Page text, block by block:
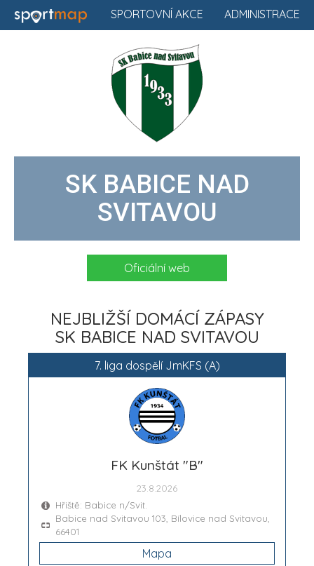
ADMINISTRACE
SPORTOVNÍ AKCE
SK BABICE NAD
SVITAVOU
Oficiální web
NEJBLIŽŠÍ DOMÁCÍ ZÁPASY
SK BABICE NAD SVITAVOU
7. liga dospělí JmKFS (A)
FK Kunštát "B"
23.8.2026
Hřiště: Babice n/Svit.
Babice nad Svitavou 103, Bílovice nad Svitavou,
66401
Mapa